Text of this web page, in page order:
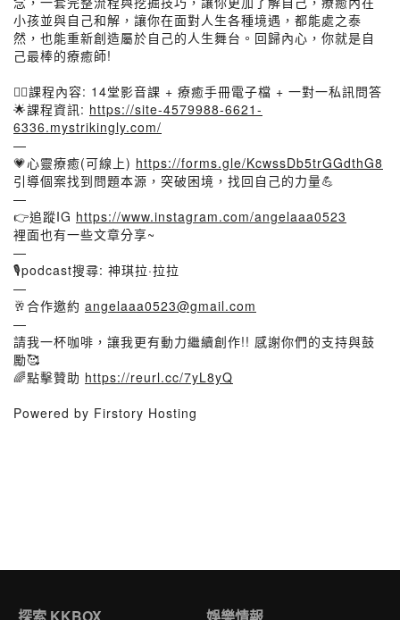
小孩並與自己和解，讓你在面對人生各種境遇，都能處之泰
然，也能重新創造屬於自己的人生舞台。回歸內心，你就是自
己最棒的療癒師!
👉🏻課程內容: 14堂影音課 + 療癒手冊電子檔 + 一對一私訊問答
🌟課程資訊: https://site-4579988-6621-
6336.mystrikingly.com/
—
💗心靈療癒(可線上) https://forms.gle/KcwssDb5trGGdthG8
引導個案找到問題本源，突破困境，找回自己的力量💪
—
👉️追蹤IG https://www.instagram.com/angelaaa0523
裡面也有一些文章分享~
—
🎙podcast搜尋: 神琪拉·拉拉
—
🥂合作邀約 angelaaa0523@gmail.com
—
請我一杯咖啡，讓我更有動力繼續創作!! 感謝你們的支持與鼓
勵🥰
🌈點擊贊助 https://reurl.cc/7yL8yQ
Powered by Firstory Hosting